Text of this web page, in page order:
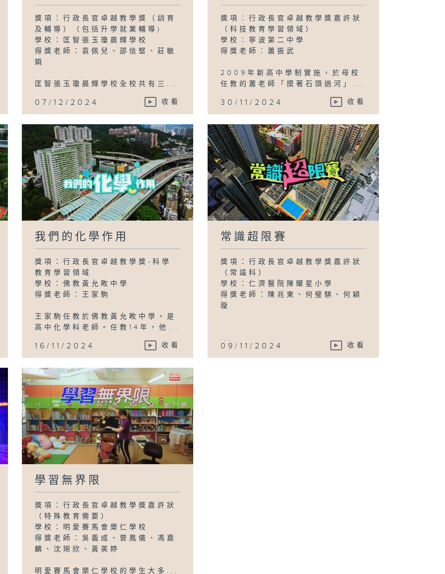
獎項：行政長官卓越教學獎（訓育
及輔導）（包括升學就業輔導)
學校：匡智張玉瓊晨輝學校
得獎老師：袁佩兒、邵信堅、莊敏
娟
匡智張玉瓊晨輝學校全校共有三...
07/12/2024 收看
獎項︰行政長官卓越教學獎嘉許狀
（科技教育學習領域）
學校︰寧波第二中學
得獎老師︰蕭振武
2009年新高中學制實施，於母校
任教的蕭老師「摸著石頭過河」...
30/11/2024 收看
我們的化學作用
獎項：行政長官卓越教學獎-科學
教育學習領域
學校：佛教黃允畋中學
得獎老師：王家駒
王家駒任教於佛教黃允畋中學，是
高中化學科老師。任教14年，他...
16/11/2024 收看
常識超限賽
獎項：行政長官卓越教學獎嘉許狀
（常識科）
學校：仁濟醫院陳耀星小學
得獎老師：陳兆東、何璧騏、何穎
璇
...
09/11/2024 收看
學習無界限
獎項：行政長官卓越教學獎嘉許狀
（特殊教育需要）
學校：明愛賽馬會樂仁學校
得獎老師：吳義成、曾鳳儀、馮嘉
麟、沈琬欣、黃美婷
明愛賽馬會樂仁學校的學生大多...